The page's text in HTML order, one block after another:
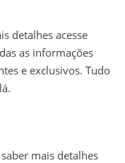
detalhes acesse
as informações
e exclusivos. Tudo
mais detalhes